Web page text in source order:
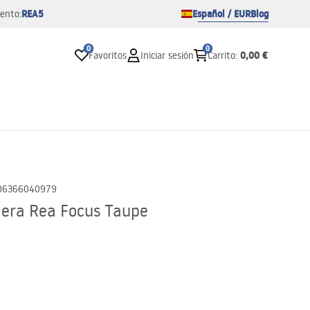
REA5 Español / EURBlog
0
Favoritos Iniciar sesión
0
Carrito: 0,00 €
Rea Focus Taupe